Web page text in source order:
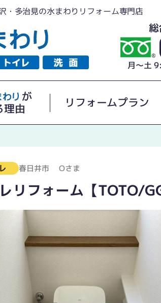
・多治見の水まわりリフォーム専門店
月～土
が
理由
リフォームプラン
春日井市 Oさま
リフォーム【TOTO/